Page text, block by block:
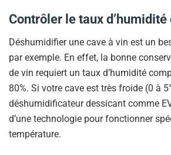
Contrôler le taux d’humidité
Déshumidifier une cave à vin est un
par exemple. En effet, la bonne
de vin requiert un taux d’humidité
80%. Si votre cave est très froide (0 à
déshumidificateur dessicant comme
d’une technologie pour fonctionner
température.